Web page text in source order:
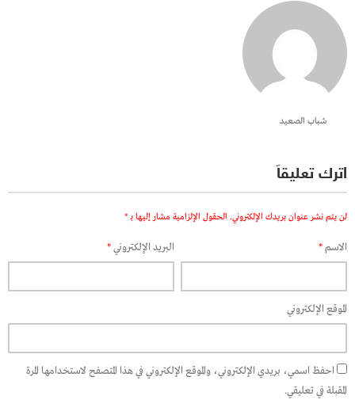
شباب الصعيد
اترك تعليقاً
لن يتم نشر عنوان بريدك الإلكتروني. الحقول الإلزامية مشار إليها بـ *
الاسم* البريد الإلكتروني*
الموقع الإلكتروني
احفظ اسمي، بريدي الإلكتروني، والموقع الإلكتروني في هذا المتصفح لاستخدامها المرة
المقبلة في تعليقي.